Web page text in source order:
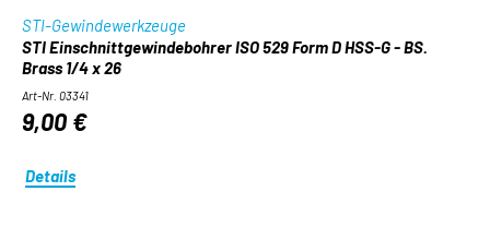
STI-Gewindewerkzeuge
STI Einschnittgewindebohrer ISO 529 Form D HSS-G - BS.
Brass 1/4 x 26
Art-Nr. 03341
9,00 €
Details